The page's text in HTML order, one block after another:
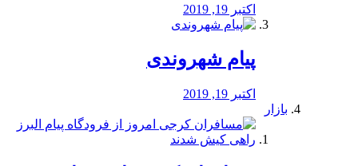
اکتبر 19, 2019
پیام شهروندی
اکتبر 19, 2019
بازار